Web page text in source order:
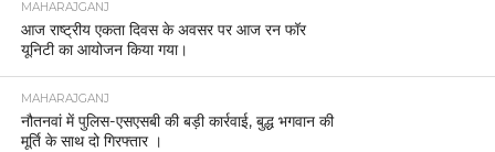
MAHARAJGANJ
आज राष्ट्रीय एकता दिवस के अवसर पर आज रन फॉर
यूनिटी का आयोजन किया गया।
MAHARAJGANJ
नौतनवां में पुलिस-एसएसबी की बड़ी कार्रवाई, बुद्ध भगवान की
मूर्ति के साथ दो गिरफ्तार ।